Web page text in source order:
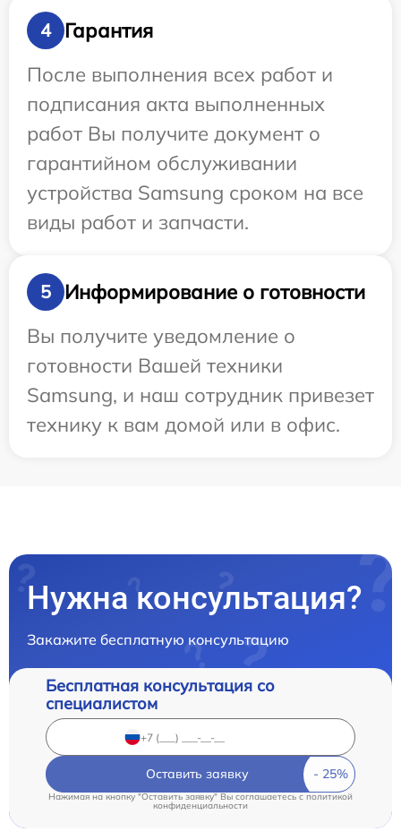
4
Гарантия
После выполнения всех работ и
подписания акта выполненных
работ Вы получите документ о
гарантийном обслуживании
устройства Samsung сроком на все
виды работ и запчасти.
5
Информирование о готовности
Вы получите уведомление о
готовности Вашей техники
Samsung, и наш сотрудник привезет
технику к вам домой или в офис.
Нужна консультация?
Закажите бесплатную консультацию
Бесплатная консультация со
специалистом
Оставить заявку
Нажимая на кнопку "Оставить заявку" Вы соглашаетесь c политикой
конфиденциальности